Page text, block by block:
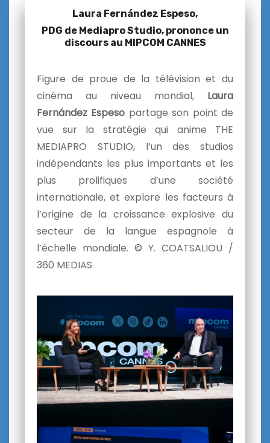
Laura Fernández Espeso,
PDG de Mediapro Studio, prononce un
discours au MIPCOM CANNES
Figure de proue de la télévision et du
cinéma au niveau mondial, Laura
Fernández Espeso partage son point de
vue sur la stratégie qui anime THE
MEDIAPRO STUDIO, l’un des studios
indépendants les plus importants et les
plus prolifiques d’une société
internationale, et explore les facteurs à
l’origine de la croissance explosive du
secteur de la langue espagnole à
l’échelle mondiale. © Y. COATSALIOU /
360 MEDIAS